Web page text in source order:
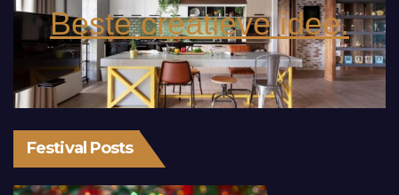
Beste creatieve idee.
Festival Posts